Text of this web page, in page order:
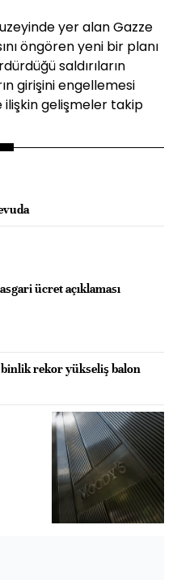
yer alan Gazze
öngören yeni bir planı
saldırıların
girişini engellemesi
ilişkin gelişmeler takip
ücret açıklaması
binlik rekor yükseliş balon